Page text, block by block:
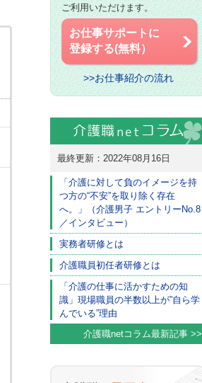
ご利用いただけます。
お仕事サポートに
登録する(無料）
>>お仕事紹介の流れ
最終更新：2022年08月16日
「介護に対して負のイメージを持
つ方の“不安”を取り除く存在
へ。」（介護男子 エントリーNo.8
／インタビュー）
実務者研修とは
介護職員初任者研修とは
「介護の仕事に活かすための知
識」現場職員の半数以上が”自ら学
んでいる”理由
介護職netコラム最新記事 >>